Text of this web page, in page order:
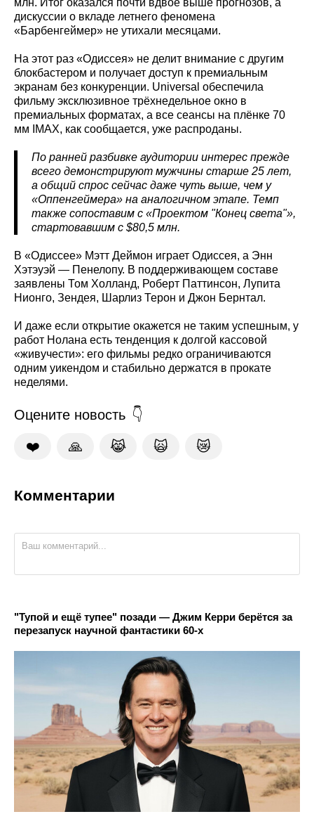
дискуссии о вкладе летнего феномена
«Барбенгеймер» не утихали месяцами.
На этот раз «Одиссея» не делит внимание с другим
блокбастером и получает доступ к премиальным
экранам без конкуренции. Universal обеспечила
фильму эксклюзивное трёхнедельное окно в
премиальных форматах, а все сеансы на плёнке 70
мм IMAX, как сообщается, уже распроданы.
По ранней разбивке аудитории интерес прежде
всего демонстрируют мужчины старше 25 лет,
а общий спрос сейчас даже чуть выше, чем у
«Оппенгеймера» на аналогичном этапе. Темп
также сопоставим с «Проектом "Конец света"»,
стартовавшим с $80,5 млн.
В «Одиссее» Мэтт Деймон играет Одиссея, а Энн
Хэтэуэй — Пенелопу. В поддерживающем составе
заявлены Том Холланд, Роберт Паттинсон, Лупита
Нионго, Зендея, Шарлиз Терон и Джон Бернтал.
И даже если открытие окажется не таким успешным, у
работ Нолана есть тенденция к долгой кассовой
«живучести»: его фильмы редко ограничиваются
одним уикендом и стабильно держатся в прокате
неделями.
Оцените новость
❤️ 🙏 😹 🙀 😿
Комментарии
"Тупой и ещё тупее" позади — Джим Керри берётся за
перезапуск научной фантастики 60-х